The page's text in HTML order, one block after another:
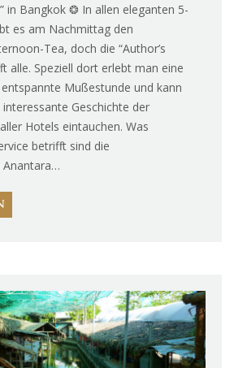
in Bangkok ❂ In allen eleganten 5-
es am Nachmittag den
Tea, doch die “Author’s
alle. Speziell dort erlebt man eine
Mußestunde und kann
Geschichte der
Hotels eintauchen. Was
betrifft sind die
Anantara…